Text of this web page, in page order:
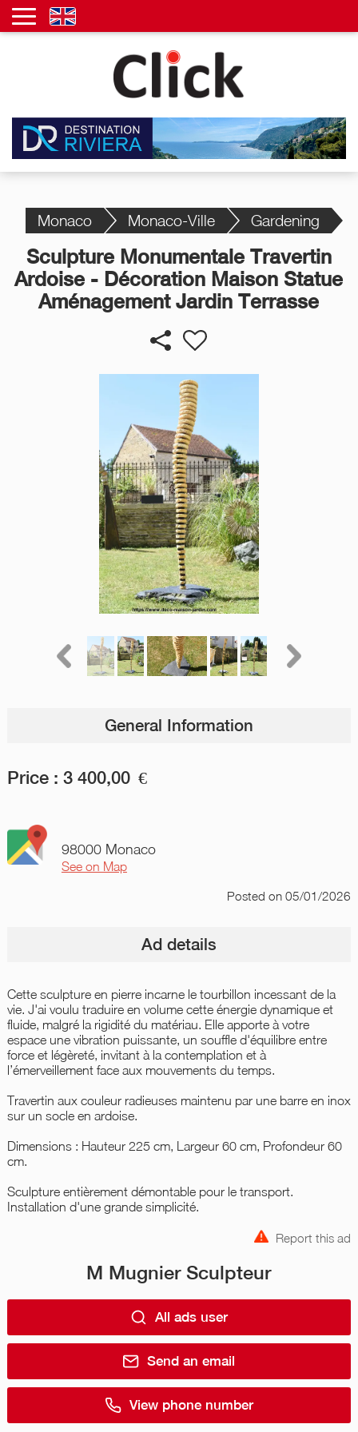
Monaco Monaco-Ville Gardening
Sculpture Monumentale Travertin
Ardoise - Décoration Maison Statue
Aménagement Jardin Terrasse
General Information
Price : 3 400,00 €
98000 Monaco
See on Map
Postedon 05/01/2026
Ad details
Cette sculpture en pierre incarne le tourbillon incessant de la
vie. J'ai voulu traduire en volume cette énergie dynamique et
fluide, malgré la rigidité du matériau. Elle apporte à votre
espace une vibration puissante, un souffle d'équilibre entre
force et légèreté, invitant à la contemplation et à
l’émerveillement face aux mouvements du temps.
Travertin aux couleur radieuses maintenu par une barre en inox
sur un socle en ardoise.
Dimensions : Hauteur 225 cm, Largeur 60 cm, Profondeur 60
cm.
Sculpture entièrement démontable pour le transport.
Installation d'une grande simplicité.
Report this ad
M Mugnier Sculpteur
All ads user
Send an email
View phone number